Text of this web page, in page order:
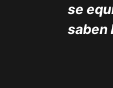
se
saben